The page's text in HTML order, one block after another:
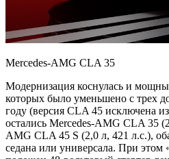
Mercedes-AMG CLA 35
Модернизация коснулась и
которых было уменьшено с трех
году (версия CLA 45 исключена
остались Mercedes-AMG CLA 35
AMG CLA 45 S (2,0 л, 421 л.с.),
седана или универсала. При этом